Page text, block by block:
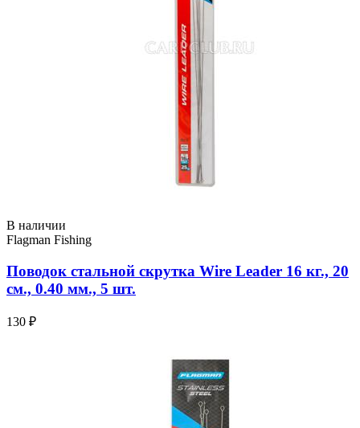
В наличии
Flagman Fishing
Поводок стальной скрутка Wire Leader 16 кг., 20
см., 0.40 мм., 5 шт.
130 ₽